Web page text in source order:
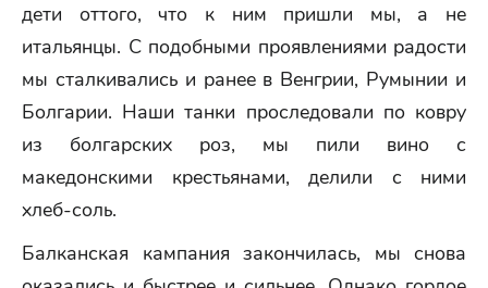
дети оттого, что к ним пришли мы, а не
итальянцы. С подобными проявлениями радости
мы сталкивались и ранее в Венгрии, Румынии и
Болгарии. Наши танки проследовали по ковру
из болгарских роз, мы пили вино с
македонскими крестьянами, делили с ними
хлеб-соль.
Балканская кампания закончилась, мы снова